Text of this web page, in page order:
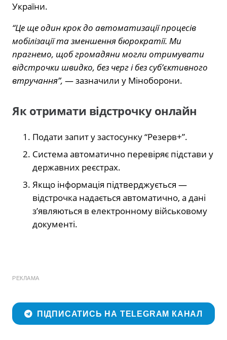
України.
“Це ще один крок до автоматизації процесів
мобілізації та зменшення бюрократії. Ми
прагнемо, щоб громадяни могли отримувати
відстрочки швидко, без черг і без суб’єктивного
втручання”, — зазначили у Міноборони.
Як отримати відстрочку онлайн
Подати запит у застосунку “Резерв+”.
Система автоматично перевіряє підстави у
державних реєстрах.
Якщо інформація підтверджується —
відстрочка надається автоматично, а дані
з’являються в електронному військовому
документі.
РЕКЛАМА
ПІДПИСАТИСЬ НА TELEGRAM КАНАЛ